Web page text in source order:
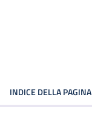
INDICE DELLA PAGINA